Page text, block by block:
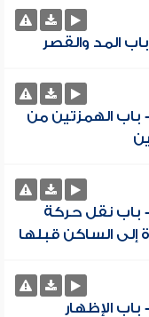
11 - باب الهمزتين من
13 - باب نقل حركة
إلى الساكن قبلها
15 - باب الإظهار